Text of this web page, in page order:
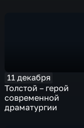
11 декабря
Толстой – герой
современной
драматургии